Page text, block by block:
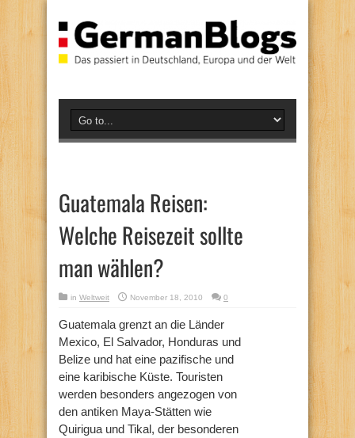
Guatemala Reisen:
Welche Reisezeit sollte
man wählen?
in Weltweit November 18, 2010 0
Guatemala grenzt an die Länder
Mexico, El Salvador, Honduras und
Belize und hat eine pazifische und
eine karibische Küste. Touristen
werden besonders angezogen von
den antiken Maya-Stätten wie
Quirigua und Tikal, der besonderen